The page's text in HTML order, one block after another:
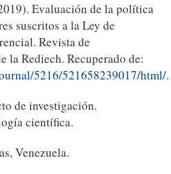
Evaluación de la política
suscritos a la Ley de
Revista de
la Rediech. Recuperado de:
5216/521658239017/html/.
de investigación.
científica.
Venezuela.